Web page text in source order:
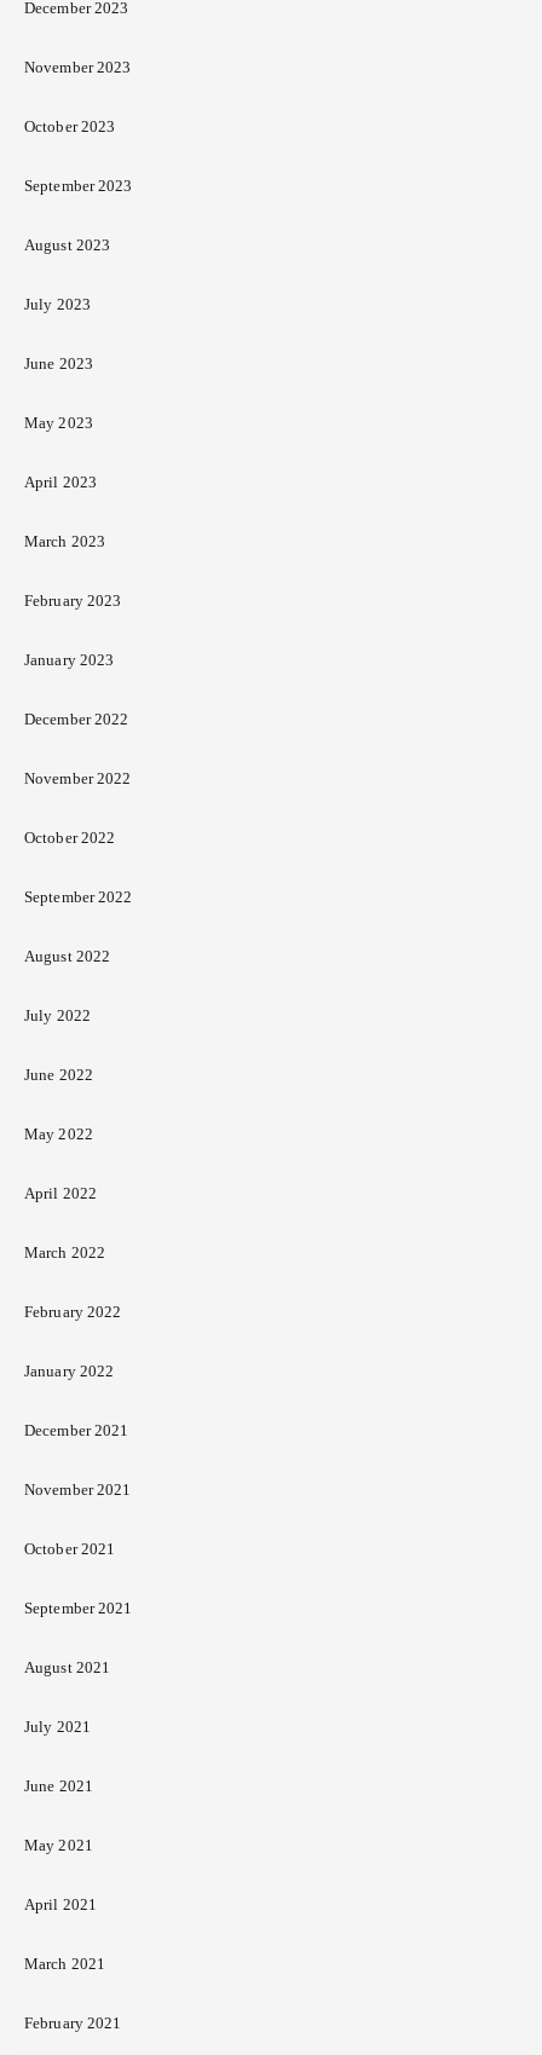
December 2023
November 2023
October 2023
September 2023
August 2023
July 2023
June 2023
May 2023
April 2023
March 2023
February 2023
January 2023
December 2022
November 2022
October 2022
September 2022
August 2022
July 2022
June 2022
May 2022
April 2022
March 2022
February 2022
January 2022
December 2021
November 2021
October 2021
September 2021
August 2021
July 2021
June 2021
May 2021
April 2021
March 2021
February 2021